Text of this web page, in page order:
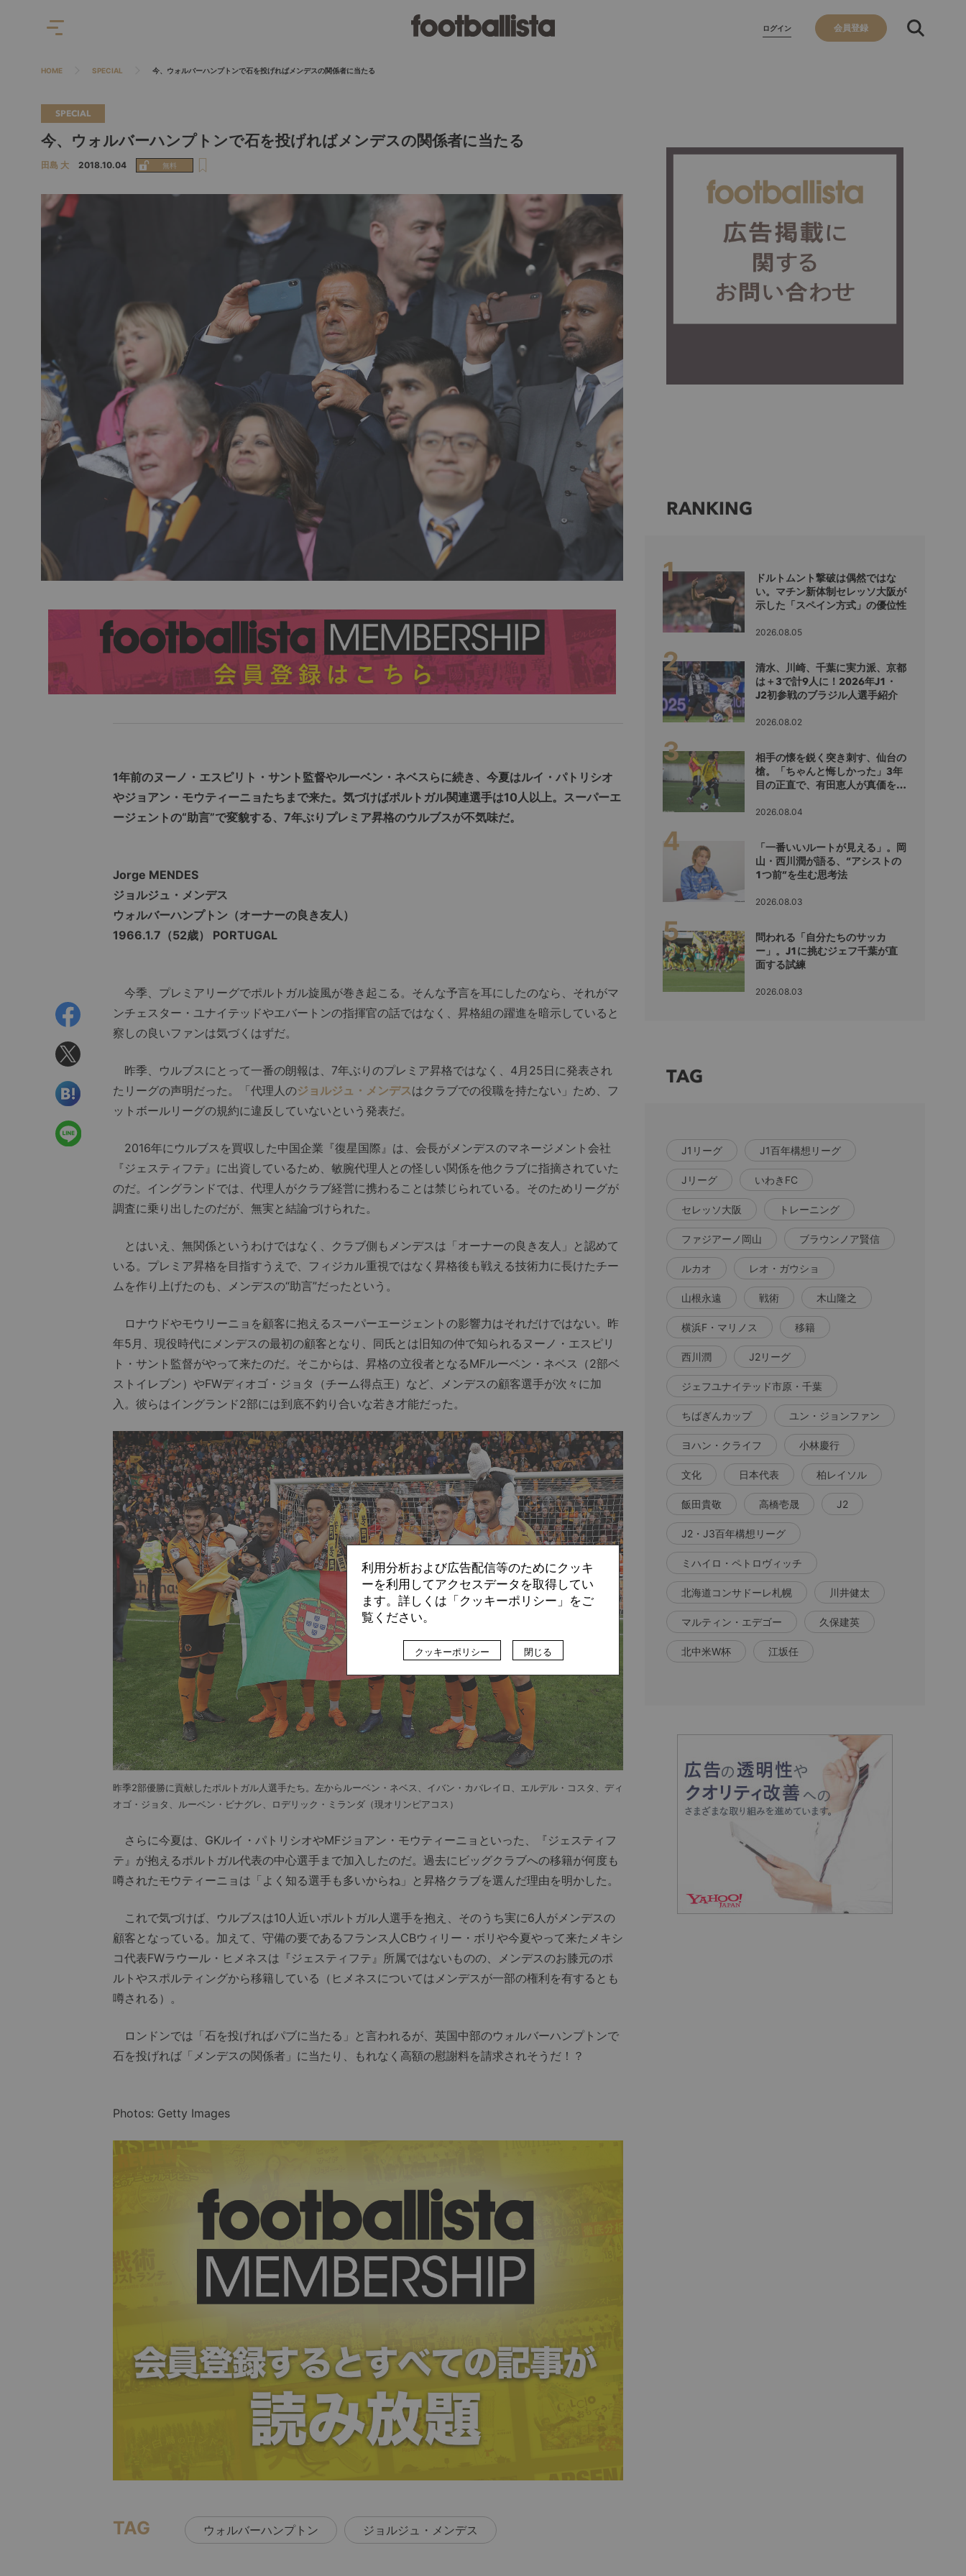
ログイン 会員登録
HOME SPECIAL 今、ウォルバーハンプトンで石を投げればメンデスの関係者に当たる
SPECIAL
今、ウォルバーハンプトンで石を投げればメンデスの関係者に当たる
田島 大 2018.10.04
1年前のヌーノ・エスピリト・サント監督やルーベン・ネベスらに続き、今夏はルイ・パトリシオ
やジョアン・モウティーニョたちまで来た。気づけばポルトガル関連選手は10人以上。スーパーエ
ージェントの“助言”で変貌する、7年ぶりプレミア昇格のウルブスが不気味だ。
Jorge MENDES
ジョルジュ・メンデス
ウォルバーハンプトン（オーナーの良き友人）
1966.1.7（52歳） PORTUGAL
今季、プレミアリーグでポルトガル旋風が巻き起こる。そんな予言を耳にしたのなら、それがマ
ンチェスター・ユナイテッドやエバートンの指揮官の話ではなく、昇格組の躍進を暗示していると
察しの良いファンは気づくはずだ。
昨季、ウルブスにとって一番の朗報は、7年ぶりのプレミア昇格ではなく、4月25日に発表され
たリーグの声明だった。「代理人のジョルジュ・メンデスはクラブでの役職を持たない」ため、フ
ットボールリーグの規約に違反していないという発表だ。
2016年にウルブスを買収した中国企業『復星国際』は、会長がメンデスのマネージメント会社
『ジェスティフテ』に出資しているため、敏腕代理人との怪しい関係を他クラブに指摘されていた
のだ。イングランドでは、代理人がクラブ経営に携わることは禁じられている。そのためリーグが
調査に乗り出したのだが、無実と結論づけられた。
とはいえ、無関係というわけではなく、クラブ側もメンデスは「オーナーの良き友人」と認めて
いる。プレミア昇格を目指すうえで、フィジカル重視ではなく昇格後も戦える技術力に長けたチー
ムを作り上げたのも、メンデスの“助言”だったという。
ロナウドやモウリーニョを顧客に抱えるスーパーエージェントの影響力はそれだけではない。昨
年5月、現役時代にメンデスの最初の顧客となり、同氏とは旧知の仲で知られるヌーノ・エスピリ
ト・サント監督がやって来たのだ。そこからは、昇格の立役者となるMFルーベン・ネベス（2部ベ
ストイレブン）やFWディオゴ・ジョタ（チーム得点王）など、メンデスの顧客選手が次々に加
入。彼らはイングランド2部には到底不釣り合いな若き才能だった。
昨季2部優勝に貢献したポルトガル人選手たち。左からルーベン・ネベス、イバン・カバレイロ、エルデル・コスタ、ディ
オゴ・ジョタ、ルーベン・ビナグレ、ロデリック・ミランダ（現オリンピアコス）
さらに今夏は、GKルイ・パトリシオやMFジョアン・モウティーニョといった、『ジェスティフ
テ』が抱えるポルトガル代表の中心選手まで加入したのだ。過去にビッグクラブへの移籍が何度も
噂されたモウティーニョは「よく知る選手も多いからね」と昇格クラブを選んだ理由を明かした。
これで気づけば、ウルブスは10人近いポルトガル人選手を抱え、そのうち実に6人がメンデスの
顧客となっている。加えて、守備の要であるフランス人CBウィリー・ボリや今夏やって来たメキシ
コ代表FWラウール・ヒメネスは『ジェスティフテ』所属ではないものの、メンデスのお膝元のポ
ルトやスポルティングから移籍している（ヒメネスについてはメンデスが一部の権利を有するとも
噂される）。
ロンドンでは「石を投げればパブに当たる」と言われるが、英国中部のウォルバーハンプトンで
石を投げれば「メンデスの関係者」に当たり、もれなく高額の慰謝料を請求されそうだ！？
Photos: Getty Images
TAG ウォルバーハンプトン ジョルジュ・メンデス
RANKING
ドルトムント撃破は偶然ではな
い。マチン新体制セレッソ大阪が
示した「スペイン方式」の優位性
2026.08.05
清水、川崎、千葉に実力派、京都
は＋3で計9人に！2026年J1・
J2初参戦のブラジル人選手紹介
2026.08.02
相手の懐を鋭く突き刺す、仙台の
槍。「ちゃんと悔しかった」3年
目の正直で、有田恵人が真価を示
2026.08.04
「一番いいルートが見える」。岡
山・西川潤が語る、“アシストの
1つ前”を生む思考法
2026.08.03
問われる「自分たちのサッカ
ー」。J1に挑むジェフ千葉が直
面する試練
2026.08.03
TAG
J1リーグ J1百年構想リーグ
Jリーグ いわきFC
セレッソ大阪 トレーニング
ファジアーノ岡山 ブラウンノア賢信
ルカオ レオ・ガウショ
山根永遠 戦術 木山隆之
横浜F・マリノス 移籍
西川潤 J2リーグ
ジェフユナイテッド市原・千葉
ちばぎんカップ ユン・ジョンファン
ヨハン・クライフ 小林慶行
文化 日本代表 柏レイソル
飯田貴敬 高橋壱晟 J2
J2・J3百年構想リーグ
ミハイロ・ペトロヴィッチ
北海道コンサドーレ札幌 川井健太
マルティン・エデゴー 久保建英
北中米W杯 江坂任
利用分析および広告配信等のためにクッキ
ーを利用してアクセスデータを取得してい
ます。詳しくは「クッキーポリシー」をご
覧ください。
クッキーポリシー 閉じる